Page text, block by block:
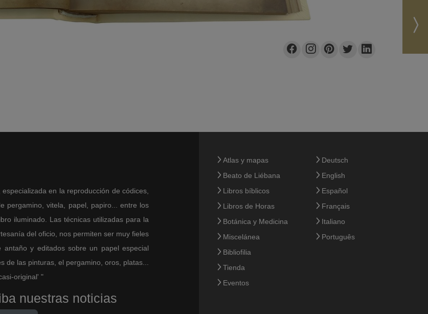
en la reproducción de códices,
pergamino, vitela, papel, papiro... entre los
iluminado. Las técnicas utilizadas para la
del oficio, nos permiten ser muy fieles
y editados sobre un papel especial
de las pinturas, el pergamino, oros, platas...
original' "
nuestras noticias
Atlas y mapas
Beato de Liébana
Libros bíblicos
Libros de Horas
Botánica y Medicina
Miscelánea
Bibliofilia
Tienda
Eventos
Deutsch
English
Español
Français
Italiano
Português